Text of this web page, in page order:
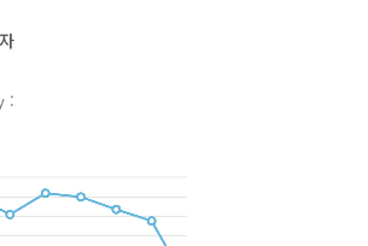
: